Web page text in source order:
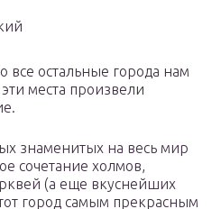
все остальные города нам
места произвели
знаменитых на весь мир
сочетание холмов,
(а еще вкуснейших
город самым прекрасным